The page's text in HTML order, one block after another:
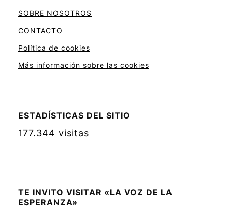
SOBRE NOSOTROS
CONTACTO
Política de cookies
Más información sobre las cookies
ESTADÍSTICAS DEL SITIO
177.344 visitas
TE INVITO VISITAR «LA VOZ DE LA
ESPERANZA»